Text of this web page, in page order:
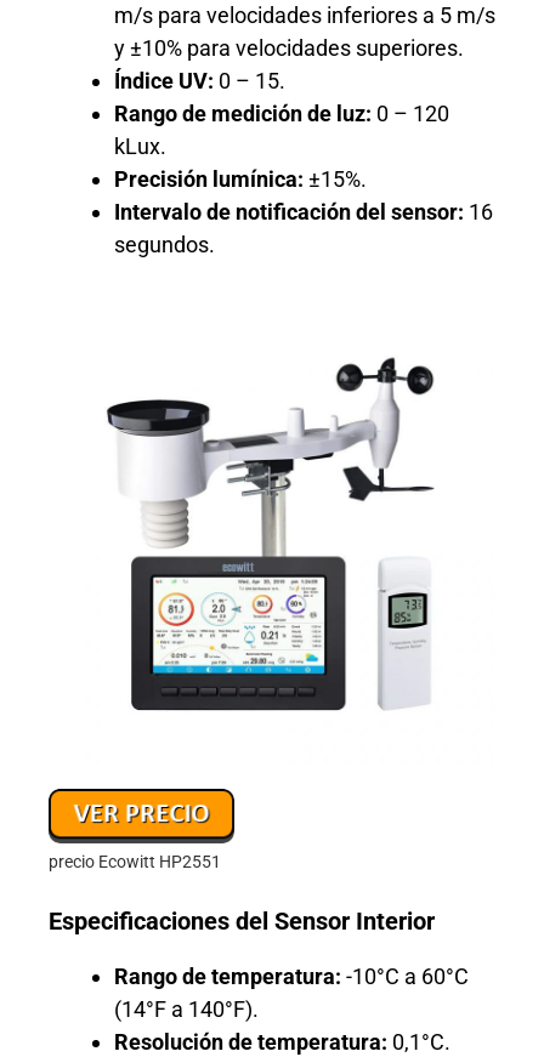
m/s para velocidades inferiores a 5 m/s
y ±10% para velocidades superiores.
Índice UV: 0 – 15.
Rango de medición de luz: 0 – 120
kLux.
Precisión lumínica: ±15%.
Intervalo de notificación del sensor: 16
segundos.
precio Ecowitt HP2551
Especificaciones del Sensor Interior
Rango de temperatura: -10°C a 60°C
(14°F a 140°F).
Resolución de temperatura: 0,1°C.